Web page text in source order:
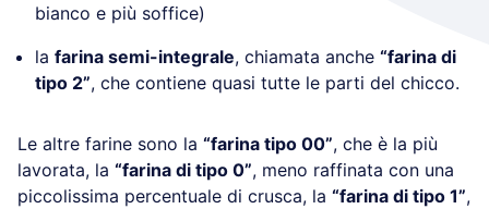
bianco e più soffice)
la farina semi-integrale, chiamata anche “farina di
tipo 2”, che contiene quasi tutte le parti del chicco.
Le altre farine sono la “farina tipo 00”, che è la più
lavorata, la “farina di tipo 0”, meno raffinata con una
piccolissima percentuale di crusca, la “farina di tipo 1”,